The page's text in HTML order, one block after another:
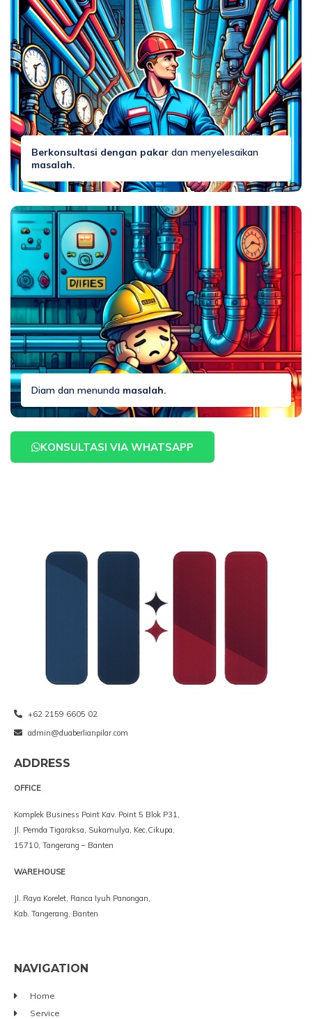
Berkonsultasi dengan pakar dan menyelesaikan
masalah.
Diam dan menunda masalah.
KONSULTASI VIA WHATSAPP
+62 2159 6605 02
admin@duaberlianpilar.com
ADDRESS
OFFICE
Komplek Business Point Kav. Point 5 Blok P31,
Jl. Pemda Tigaraksa, Sukamulya, Kec.Cikupa,
15710, Tangerang – Banten
WAREHOUSE
Jl. Raya Korelet, Ranca Iyuh Panongan,
Kab. Tangerang, Banten
NAVIGATION
Home
Service